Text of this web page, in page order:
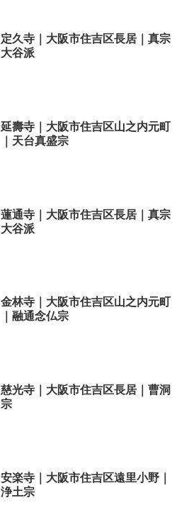
定久寺｜大阪市住吉区長居｜真宗
大谷派
延壽寺｜大阪市住吉区山之内元町
｜天台真盛宗
蓮通寺｜大阪市住吉区長居｜真宗
大谷派
金林寺｜大阪市住吉区山之内元町
｜融通念仏宗
慈光寺｜大阪市住吉区長居｜曹洞
宗
安楽寺｜大阪市住吉区遠里小野｜
浄土宗